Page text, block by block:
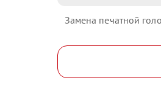
Замена печатной